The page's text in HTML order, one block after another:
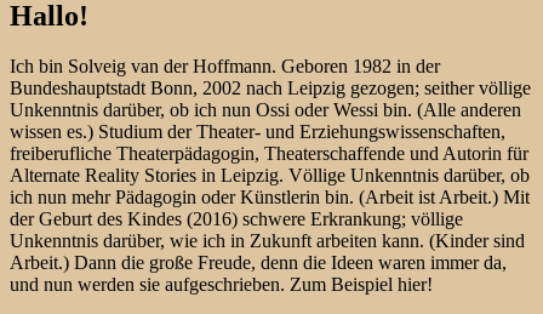
Hallo!
Ich bin Solveig van der Hoffmann. Geboren 1982 in der
Bundeshauptstadt Bonn, 2002 nach Leipzig gezogen; seither völlige
Unkenntnis darüber, ob ich nun Ossi oder Wessi bin. (Alle anderen
wissen es.) Studium der Theater- und Erziehungswissenschaften,
freiberufliche Theaterpädagogin, Theaterschaffende und Autorin für
Alternate Reality Stories in Leipzig. Völlige Unkenntnis darüber, ob
ich nun mehr Pädagogin oder Künstlerin bin. (Arbeit ist Arbeit.) Mit
der Geburt des Kindes (2016) schwere Erkrankung; völlige
Unkenntnis darüber, wie ich in Zukunft arbeiten kann. (Kinder sind
Arbeit.) Dann die große Freude, denn die Ideen waren immer da,
und nun werden sie aufgeschrieben. Zum Beispiel hier!